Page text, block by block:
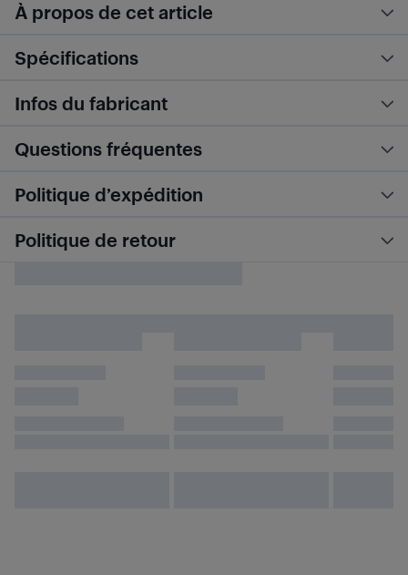
À propos de cet article
Spécifications
Infos du fabricant
Questions fréquentes
Politique d’expédition
Politique de retour